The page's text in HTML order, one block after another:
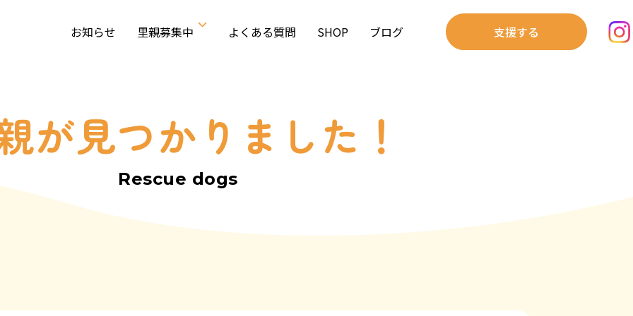
お知らせ 里親募集中 よくある質問 SHOP ブログ 支援する
が見つかりました！
Rescue dogs